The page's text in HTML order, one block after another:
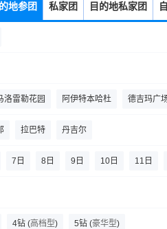
地参团 私家团 目的地私家团
洛雷勒花园 阿伊特本哈杜 德吉玛广
舍夫沙万 乌达雅堡
拉巴特 丹吉尔
7日 8日 9日 10日 11日
4钻 (高档型) 5钻 (豪华型)